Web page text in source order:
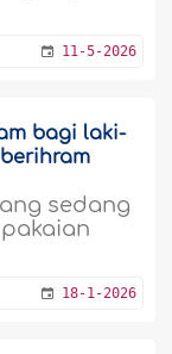
11-5-2026
bagi laki-
sedang
18-1-2026